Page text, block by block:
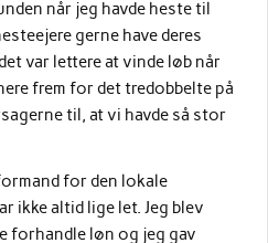
når jeg havde heste til
gerne have deres
var lettere at vinde løb når
frem for det tredobbelte på
til, at vi havde så stor
for den lokale
ikke altid lige let. Jeg blev
forhandle løn og jeg gav